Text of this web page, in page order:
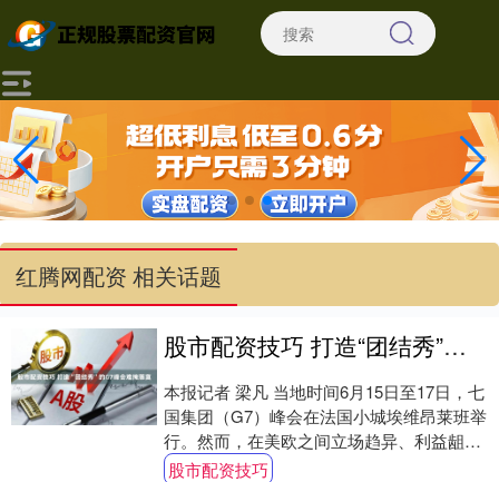
红腾网配资 相关话题
股市配资技巧 打造“团结秀”的G7峰会难掩落寞
本报记者 梁凡 当地时间6月15日至17日，七
国集团（G7）峰会在法国小城埃维昂莱班举
行。然而，在美欧之间立场趋异、利益龃龉
频生的背景下，这场试图展现各方“团结....
股市配资技巧